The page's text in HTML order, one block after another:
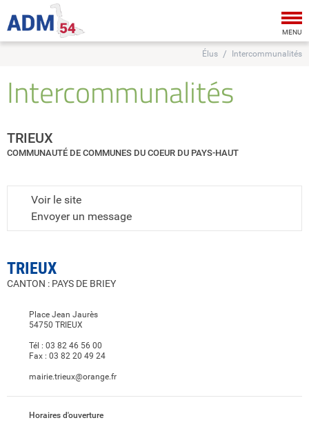
MENU
Élus Intercommunalités
Intercommunalités
TRIEUX
COMMUNAUTÉ DE COMMUNES DU COEUR DU PAYS-HAUT
Voir le site
Envoyer un message
TRIEUX
CANTON : PAYS DE BRIEY
Place Jean Jaurès
54750 TRIEUX
Tél : 03 82 46 56 00
Fax : 03 82 20 49 24
mairie.trieux@orange.fr
Horaires d'ouverture